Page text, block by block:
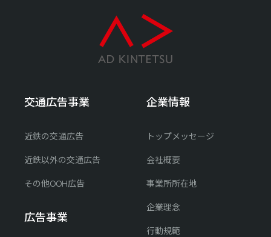
交通広告事業
近鉄の交通広告
近鉄以外の交通広告
その他OOH広告
広告事業
企業情報
トップメッセージ
会社概要
事業所所在地
企業理念
行動規範